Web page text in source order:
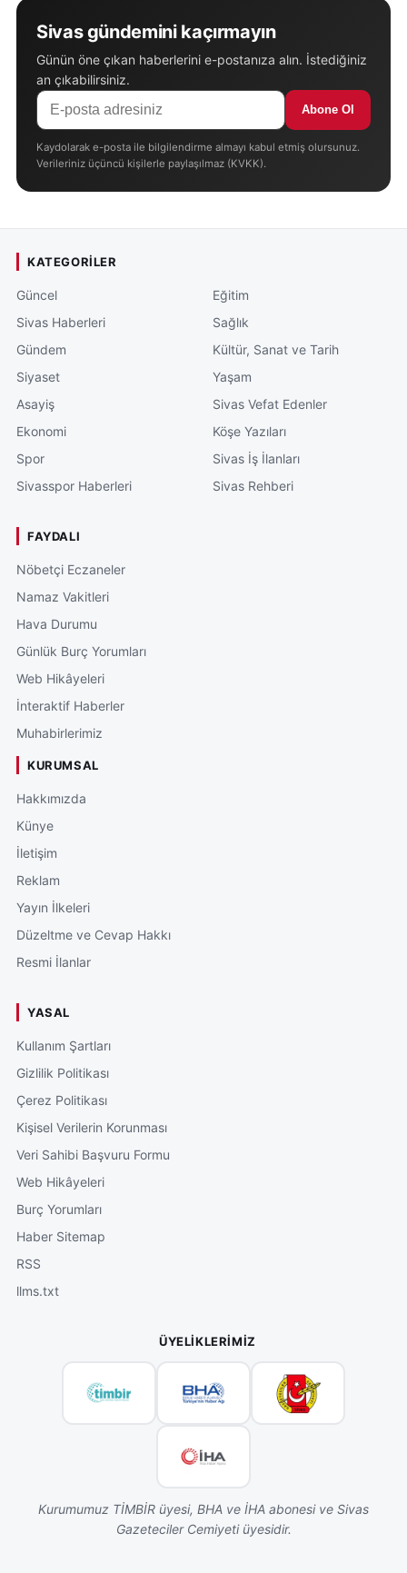
Sivas gündemini kaçırmayın
Günün öne çıkan haberlerini e-postanıza alın. İstediğiniz
an çıkabilirsiniz.
Abone Ol
Kaydolarak e-posta ile bilgilendirme almayı kabul etmiş olursunuz.
Verileriniz üçüncü kişilerle paylaşılmaz (KVKK).
KATEGORILER
Güncel
Sivas Haberleri
Gündem
Siyaset
Asayiş
Ekonomi
Spor
Sivasspor Haberleri
Eğitim
Sağlık
Kültür, Sanat ve Tarih
Yaşam
Sivas Vefat Edenler
Köşe Yazıları
Sivas İş İlanları
Sivas Rehberi
FAYDALI
Nöbetçi Eczaneler
Namaz Vakitleri
Hava Durumu
Günlük Burç Yorumları
Web Hikâyeleri
İnteraktif Haberler
Muhabirlerimiz
KURUMSAL
Hakkımızda
Künye
İletişim
Reklam
Yayın İlkeleri
Düzeltme ve Cevap Hakkı
Resmi İlanlar
YASAL
Kullanım Şartları
Gizlilik Politikası
Çerez Politikası
Kişisel Verilerin Korunması
Veri Sahibi Başvuru Formu
Web Hikâyeleri
Burç Yorumları
Haber Sitemap
RSS
llms.txt
ÜYELIKLERIMIZ
Kurumumuz TİMBİR üyesi, BHA ve İHA abonesi ve Sivas
Gazeteciler Cemiyeti üyesidir.